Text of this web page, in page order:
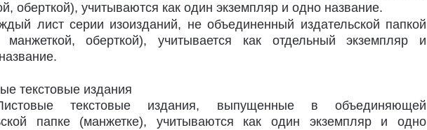
оберткой), учитываются как один экземпляр и одно название.
лист серии изоизданий, не объединенный издательской папкой
манжеткой, оберткой), учитывается как отдельный экземпляр и
текстовые издания
текстовые издания, выпущенные в объединяющей
папке (манжетке), учитываются как один экземпляр и одно